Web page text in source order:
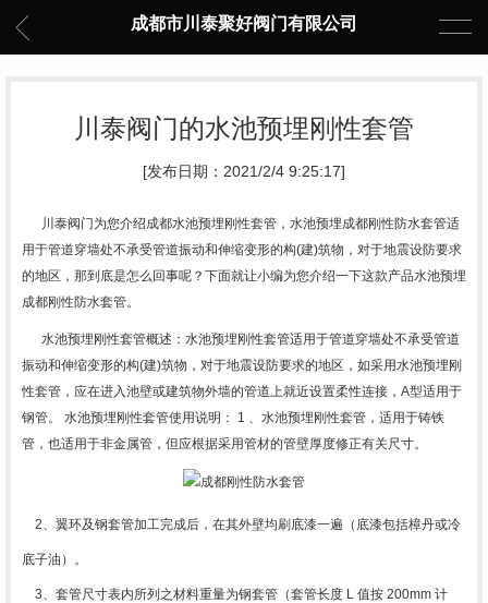
成都市川泰聚好阀门有限公司
川泰阀门的水池预埋刚性套管
[发布日期：2021/2/4 9:25:17]
川泰阀门为您介绍成都水池预埋刚性套管，水池预埋成都刚性防水套管适
用于管道穿墙处不承受管道振动和伸缩变形的构(建)筑物，对于地震设防要求
的地区，那到底是怎么回事呢？下面就让小编为您介绍一下这款产品水池预埋
成都刚性防水套管。
水池预埋刚性套管概述：水池预埋刚性套管适用于管道穿墙处不承受管道
振动和伸缩变形的构(建)筑物，对于地震设防要求的地区，如采用水池预埋刚
性套管，应在进入池壁或建筑物外墙的管道上就近设置柔性连接，A型适用于
钢管。 水池预埋刚性套管使用说明： 1 、水池预埋刚性套管，适用于铸铁
管，也适用于非金属管，但应根据采用管材的管壁厚度修正有关尺寸。
2、翼环及钢套管加工完成后，在其外壁均刷底漆一遍（底漆包括樟丹或冷
底子油）。
3、套管尺寸表内所列之材料重量为钢套管（套管长度 L 值按 200mm 计